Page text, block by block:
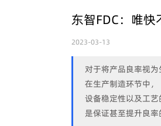
东智FDC：唯
2023-03-13
对于将产品良率视为
在生产制造环节中，
设备稳定性以及工艺
是保证甚至提升良率